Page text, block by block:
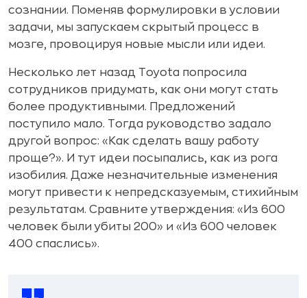
сознании. Поменяв формулировки в условии
задачи, мы запускаем скрытый процесс в
мозге, провоцируя новые мысли или идеи.
Несколько лет назад Toyota попросила
сотрудников придумать, как они могут стать
более продуктивными. Предложений
поступило мало. Тогда руководство задало
другой вопрос: «Как сделать вашу работу
проще?». И тут идеи посыпались, как из рога
изобилия. Даже незначительные изменения
могут привести к непредсказуемым, стихийным
результатам. Сравните утверждения: «Из 600
человек были убиты 200» и «Из 600 человек
400 спаслись».